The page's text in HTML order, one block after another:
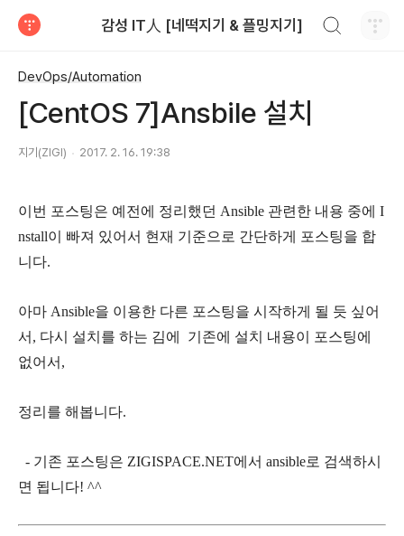
감성 IT人 [네떡지기 & 플밍지기]
DevOps/Automation
[CentOS 7]Ansbile 설치
지기(ZIGI) 2017. 2. 16. 19:38
이번 포스팅은 예전에 정리했던 Ansible 관련한 내용 중에 I
nstall이 빠져 있어서 현재 기준으로 간단하게 포스팅을 합
니다.
아마 Ansible을 이용한 다른 포스팅을 시작하게 될 듯 싶어
서, 다시 설치를 하는 김에 기존에 설치 내용이 포스팅에
없어서,
정리를 해봅니다.
- 기존 포스팅은 ZIGISPACE.NET에서 ansible로 검색하시
면 됩니다! ^^